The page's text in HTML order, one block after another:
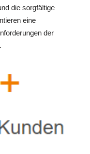
die sorgfältige
eine
der